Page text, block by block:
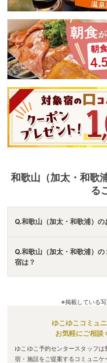
和歌山（加太・和歌浦
る
Q.和歌山（加太・和歌浦）の
A.「和歌山マリーナシティホ
湯」 ・ 「
紀州温泉 ありがと
潮」 などの旅館・ホテルが
Q.和歌山（加太・和歌浦）
宿は？
宿 シーサイド観潮」などの
※掲載している写
ゆこゆこコミュ
お気軽にご相談
ゆこゆこ予約センタースタッフは
宿・施設をご提案するコミュニ